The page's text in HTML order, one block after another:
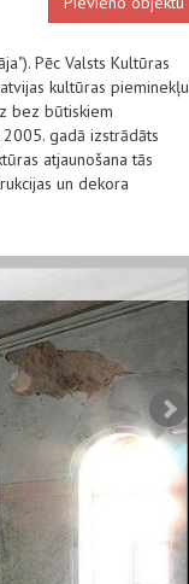
Pēc Valsts Kultūras
kultūras pieminekļu
bez būtiskiem
gadā izstrādāts
atjaunošana tās
un dekora